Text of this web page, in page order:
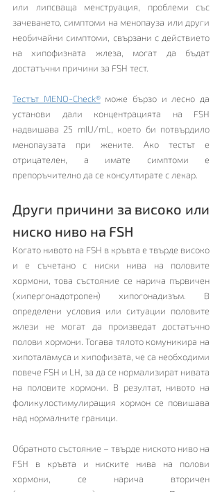
или липсваща менструация, проблеми със
зачеването, симптоми на менопауза или други
необичайни симптоми, свързани с действието
на хипофизната жлеза, могат да бъдат
достатъчни причини за FSH тест.
Тестът MENO-Check® може бързо и лесно да
установи дали концентрацията на FSH
надвишава 25 mIU/mL, което би потвърдило
менопаузата при жените. Ако тестът е
отрицателен, а имате симптоми е
препоръчително да се консултирате с лекар.
Други причини за високо или
ниско ниво на FSH
Когато нивото на FSH в кръвта е твърде високо
и е съчетано с ниски нива на половите
хормони, това състояние се нарича първичен
(хипергонадотропен) хипогонадизъм. В
определени условия или ситуации половите
жлези не могат да произведат достатъчно
полови хормони. Тогава тялото комуникира на
хипоталамуса и хипофизата, че са необходими
повече FSH и LH, за да се нормализират нивата
на половите хормони. В резултат, нивото на
фоликулостимулиращия хормон се повишава
над нормалните граници.
Обратното състояние – твърде ниското ниво на
FSH в кръвта и ниските нива на полови
хормони, се нарича вторичен